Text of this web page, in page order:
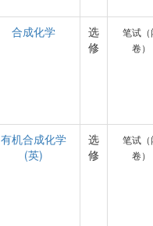
合成化学
选
修
笔试（
卷）
有机合成化学
(英)
选
修
笔试（
卷）